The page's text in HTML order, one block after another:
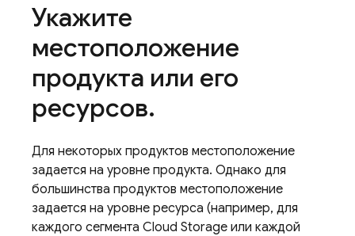
Укажите
местоположение
продукта или его
ресурсов.
Для некоторых продуктов местоположение
задается на уровне продукта. Однако для
большинства продуктов местоположение
задается на уровне ресурса (например, для
каждого сегмента Cloud Storage или каждой